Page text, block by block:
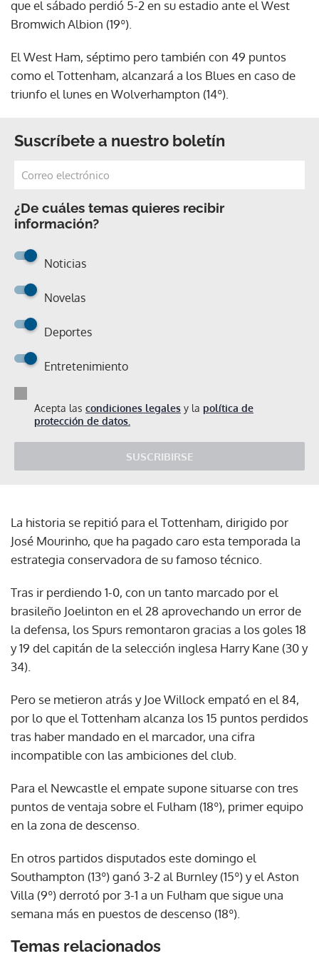
que el sábado perdió 5-2 en su estadio ante el West
Bromwich Albion (19º).
El West Ham, séptimo pero también con 49 puntos
como el Tottenham, alcanzará a los Blues en caso de
triunfo el lunes en Wolverhampton (14º).
Suscríbete a nuestro boletín
¿De cuáles temas quieres recibir
información?
Noticias
Novelas
Deportes
Entretenimiento
Acepta las condiciones legales y la política de
protección de datos.
SUSCRIBIRSE
La historia se repitió para el Tottenham, dirigido por
José Mourinho, que ha pagado caro esta temporada la
estrategia conservadora de su famoso técnico.
Tras ir perdiendo 1-0, con un tanto marcado por el
brasileño Joelinton en el 28 aprovechando un error de
la defensa, los Spurs remontaron gracias a los goles 18
y 19 del capitán de la selección inglesa Harry Kane (30 y
34).
Pero se metieron atrás y Joe Willock empató en el 84,
por lo que el Tottenham alcanza los 15 puntos perdidos
tras haber mandado en el marcador, una cifra
incompatible con las ambiciones del club.
Para el Newcastle el empate supone situarse con tres
puntos de ventaja sobre el Fulham (18º), primer equipo
en la zona de descenso.
En otros partidos disputados este domingo el
Southampton (13º) ganó 3-2 al Burnley (15º) y el Aston
Villa (9º) derrotó por 3-1 a un Fulham que sigue una
semana más en puestos de descenso (18º).
Temas relacionados